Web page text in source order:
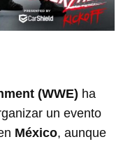
(WWE) ha
un evento
México, aunque